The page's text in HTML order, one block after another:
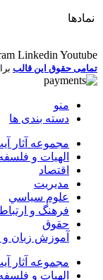
نمادها
Linkedin Youtube
تمامی حقوق این قالب
منو
دسته بندی ها
مجموعه آثار
الهیات و
اقتصاد
مديريت
علوم سياسي
فرهنگ و
حقوق
آموزش زبان و
مجموعه آثار
الهیات و